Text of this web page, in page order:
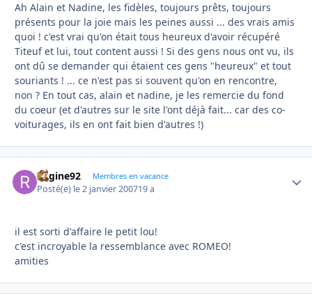
Ah Alain et Nadine, les fidèles, toujours prêts, toujours
présents pour la joie mais les peines aussi ... des vrais amis
quoi ! c'est vrai qu'on était tous heureux d'avoir récupéré
Titeuf et lui, tout content aussi ! Si des gens nous ont vu, ils
ont dû se demander qui étaient ces gens "heureux" et tout
souriants ! ... ce n'est pas si souvent qu'on en rencontre,
non ? En tout cas, alain et nadine, je les remercie du fond
du coeur (et d'autres sur le site l'ont déjà fait... car des co-
voiturages, ils en ont fait bien d'autres !)
Regine92 Membres en vacance
Posté(e) le 2 janvier 200719 a
il est sorti d'affaire le petit lou!
c'est incroyable la ressemblance avec ROMEO!
amities